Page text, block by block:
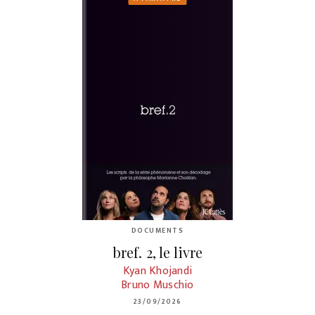
DOCUMENTS
bref. 2, le livre
Kyan Khojandi
Bruno Muschio
23/09/2026